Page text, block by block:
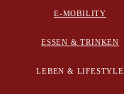
E-MOBILITY
ESSEN & TRINKEN
LEBEN & LIFESTYLE